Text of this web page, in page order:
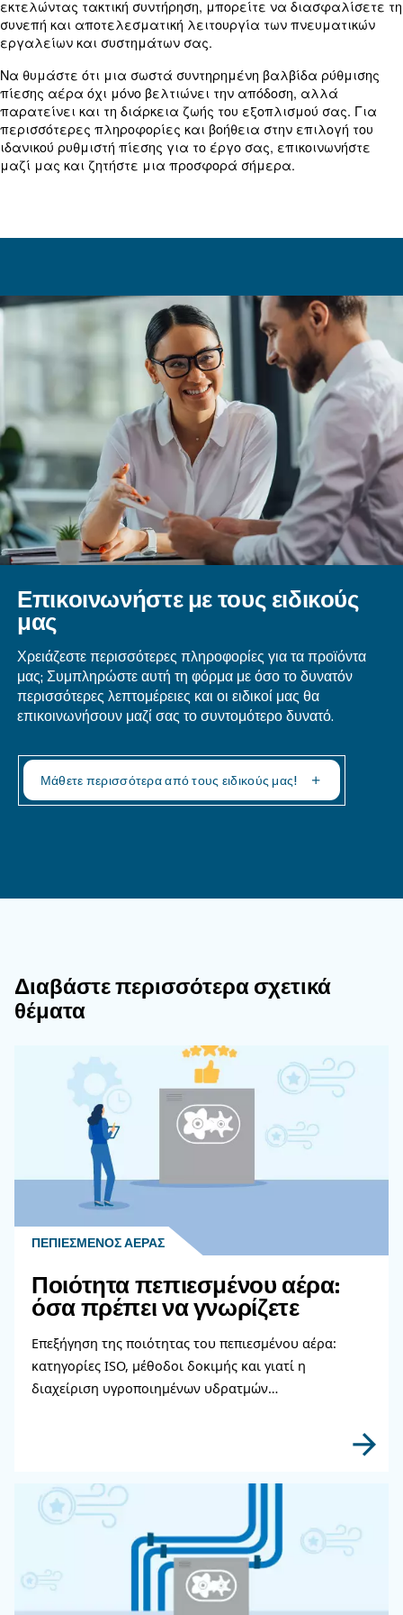
ακατάλληλη επιλογή ρυθμιστή ή στην επίδραση
παροχής (SPE). Για τη διαχείριση των
Σωστή επιλογή ρυθμιστή: Βεβαιωθείτε ότι ο
κατάλληλο μέγεθος για τον ρυθμό ροής του
Διαχείριση SPE: Χρησιμοποιήστε δύο ρυθμιστές
να αποτρέψετε την αύξηση της πίεσης που μπορεί
Η ερπυσμός προκύπτει όταν η πίεση εξόδου
σταδιακά παρά τη σταθερή πίεση εισόδου. Αυτό
μετριαστεί με:
Χρήση δύο ρυθμιστών: Ητοποθέτηση δύο
μπορεί να βοηθήσει στη μείωση της πιθανότητας
Τακτικές επιθεωρήσεις: Ελέγχετε τακτικά τον
σημάδια φθοράς ή ζημιάς που θα μπορούσαν να
στην παραμόρφωση.
Η σημασία της σωστής
Η επιλογή ενός ρυθμιστή πίεσης αέρα που
πρότυπα είναι καθοριστικής σημασίας για τη
αξιοπιστίας και της ασφάλειάς του σε
συστήματα.
Οι πιστοποιημένοι ρυθμιστές έχουν σχεδιαστεί
τον κίνδυνο πρόωρης βλάβης. Κατά την
ρυθμιστή πίεσης, επιλέγετε πάντα έναν που
με τα σχετικά πρότυπα για τη διατήρηση της
Επικοινωνήστε με έναν ειδικό
απαραίτητη για όσους εργάζονται με
συστήματα. Επιλέγοντας τον σωστό τύπο
εκτελώντας τακτική συντήρηση, μπορείτε να
συνεπή και αποτελεσματική λειτουργία των
εργαλείων και συστημάτων σας.
Να θυμάστε ότι μια σωστά συντηρημένη βαλβίδα
πίεσης αέρα όχι μόνο βελτιώνει την απόδοση,
παρατείνει και τη διάρκεια ζωής του
περισσότερες πληροφορίες και βοήθεια στην
ιδανικού ρυθμιστή πίεσης για το έργο σας,
μαζί μας και ζητήστε μια προσφορά σήμερα.